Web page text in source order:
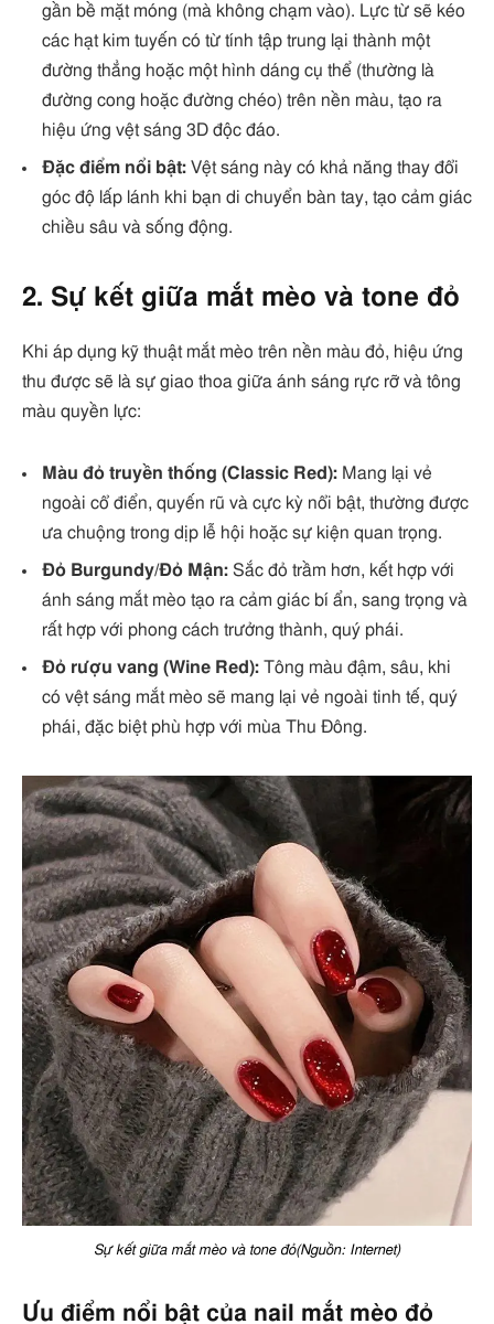
gần bề mặt móng (mà không chạm vào). Lực từ sẽ kéo
các hạt kim tuyến có từ tính tập trung lại thành một
đường thẳng hoặc một hình dáng cụ thể (thường là
đường cong hoặc đường chéo) trên nền màu, tạo ra
hiệu ứng vệt sáng 3D độc đáo.
Đặc điểm nổi bật: Vệt sáng này có khả năng thay đổi
góc độ lấp lánh khi bạn di chuyển bàn tay, tạo cảm giác
chiều sâu và sống động.
2. Sự kết giữa mắt mèo và tone đỏ
Khi áp dụng kỹ thuật mắt mèo trên nền màu đỏ, hiệu ứng
thu được sẽ là sự giao thoa giữa ánh sáng rực rỡ và tông
màu quyền lực:
Màu đỏ truyền thống (Classic Red): Mang lại vẻ
ngoài cổ điển, quyến rũ và cực kỳ nổi bật, thường được
ưa chuộng trong dịp lễ hội hoặc sự kiện quan trọng.
Đỏ Burgundy/Đỏ Mận: Sắc đỏ trầm hơn, kết hợp với
ánh sáng mắt mèo tạo ra cảm giác bí ẩn, sang trọng và
rất hợp với phong cách trưởng thành, quý phái.
Đỏ rượu vang (Wine Red): Tông màu đậm, sâu, khi
có vệt sáng mắt mèo sẽ mang lại vẻ ngoài tinh tế, quý
phái, đặc biệt phù hợp với mùa Thu Đông.
Sự kết giữa mắt mèo và tone đỏ(Nguồn: Internet)
Ưu điểm nổi bật của nail mắt mèo đỏ